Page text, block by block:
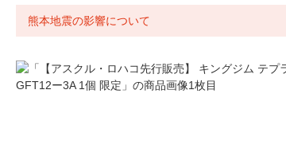
熊本地震の影響について